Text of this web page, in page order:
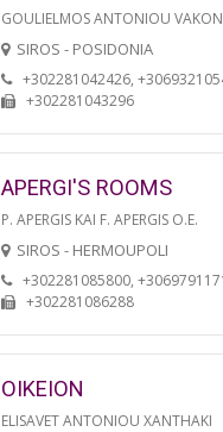
GOULIELMOS ANTONIOU
SIROS - POSIDONIA
+302281042426,
+302281043296
APERGI'S ROOMS
P. APERGIS KAI F. APERGIS O.E.
SIROS - HERMOUPOLI
+302281085800,
+302281086288
OIKEION
ELISAVET ANTONIOU XANTHAKI